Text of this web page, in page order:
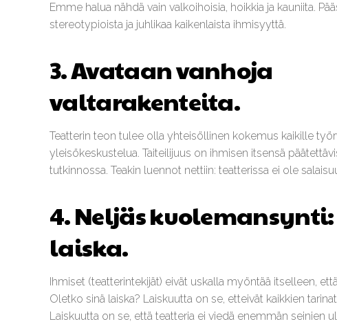
Emme halua nähdä vain valkoihoisia, hoikkia ja kauniita.
stereotypioista ja juhlikaa kaikenlaista ihmisyyttä.
3. Avataan vanhoja
valtarakenteita.
Teatterin teon tulee olla yhteisöllinen kokemus kaikille
yleisökeskustelua. Taiteilijuus on ihmisen itsensä
tutkinnossa. Teakin luennot nettiin: teatterissa ei ole
4. Neljäs
laiska.
Ihmiset (teatterintekijät) eivät uskalla myöntää itselleen,
Oletko sinä laiska? Laiskuutta on se, etteivät kaikkien
Laiskuutta on se, että teatteria ei viedä enemmän seinien